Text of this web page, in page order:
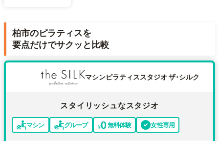
柏市のピラティスを
要点だけでサクッと比較
マシンピラティススタジオ ザ･シルク
スタイリッシュなスタジオ
マシン グループ 無料体験 女性専用